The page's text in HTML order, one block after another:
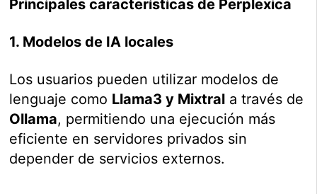
Principales características de Perplexica
1. Modelos de IA locales
Los usuarios pueden utilizar modelos de
lenguaje como Llama3 y Mixtral a través de
Ollama, permitiendo una ejecución más
eficiente en servidores privados sin
depender de servicios externos.